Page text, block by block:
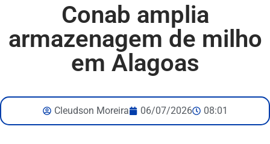
Conab amplia
armazenagem de milho
em Alagoas
Cleudson Moreira 06/07/2026 08:01